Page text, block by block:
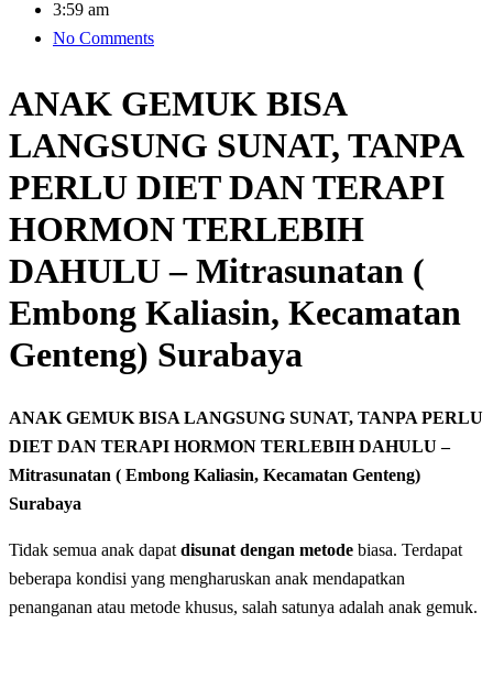
3:59 am
No Comments
ANAK GEMUK BISA
LANGSUNG SUNAT, TANPA
PERLU DIET DAN TERAPI
HORMON TERLEBIH
DAHULU – Mitrasunatan (
Embong Kaliasin, Kecamatan
Genteng) Surabaya
ANAK GEMUK BISA LANGSUNG SUNAT, TANPA PERLU
DIET DAN TERAPI HORMON TERLEBIH DAHULU –
Mitrasunatan ( Embong Kaliasin, Kecamatan Genteng)
Surabaya
Tidak semua anak dapat disunat dengan metode biasa. Terdapat
beberapa kondisi yang mengharuskan anak mendapatkan
penanganan atau metode khusus, salah satunya adalah anak gemuk.